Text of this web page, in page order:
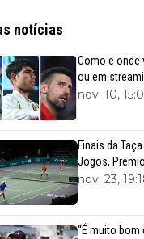
notícias
Como e onde
ou em
nov. 10,
Finais da
Jogos,
nov. 23,
“É muito